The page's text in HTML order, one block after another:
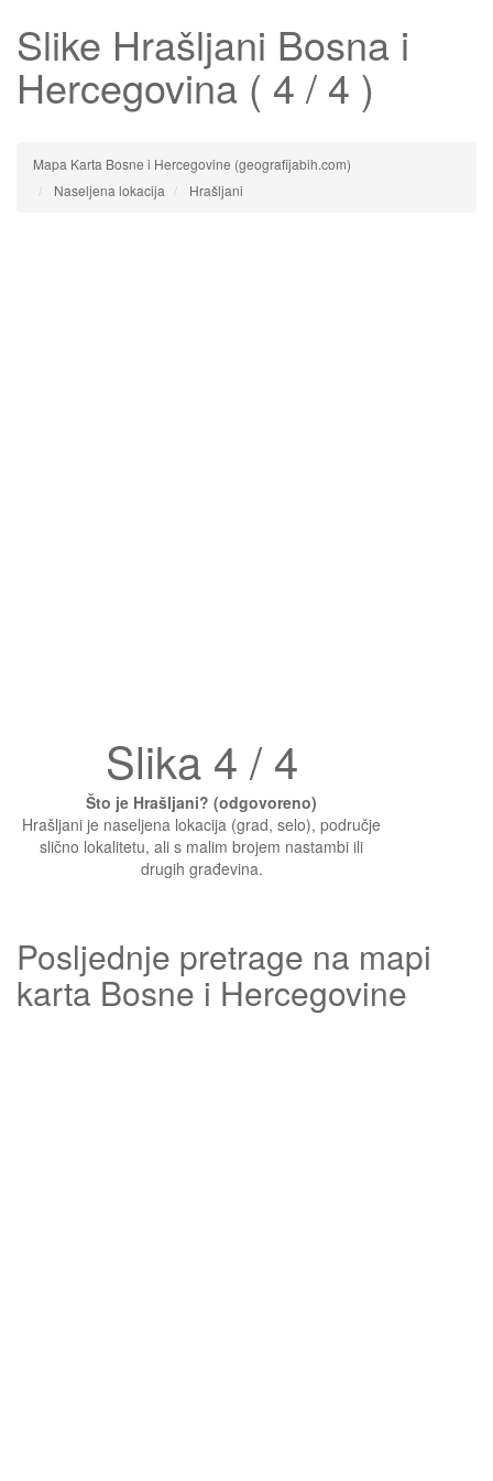
Slike Hrašljani Bosna i
Hercegovina ( 4 / 4 )
Mapa Karta Bosne i Hercegovine (geografijabih.com)
Naseljena lokacija
Hrašljani
Slika 4 / 4
Što je Hrašljani? (odgovoreno)
Hrašljani je naseljena lokacija (grad, selo), područje
slično lokalitetu, ali s malim brojem nastambi ili
drugih građevina.
Posljednje pretrage na mapi
karta Bosne i Hercegovine